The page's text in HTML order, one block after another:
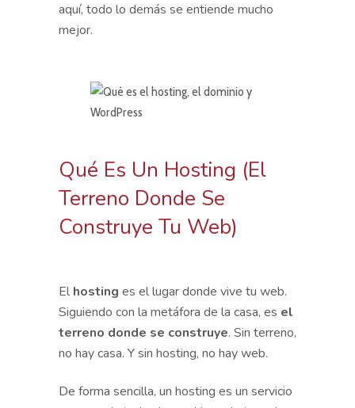
aquí, todo lo demás se entiende mucho
mejor.
Qué Es Un Hosting (el
Terreno Donde Se
Construye Tu Web)
El hosting es el lugar donde vive tu web.
Siguiendo con la metáfora de la casa, es el
terreno donde se construye. Sin terreno,
no hay casa. Y sin hosting, no hay web.
De forma sencilla, un hosting es un servicio